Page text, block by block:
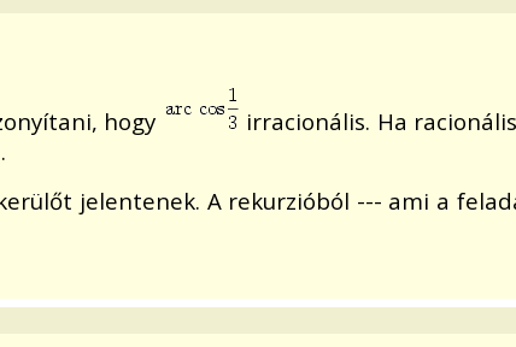
hogy irracionális. Ha
jelentenek. A rekurzióból --- ami a